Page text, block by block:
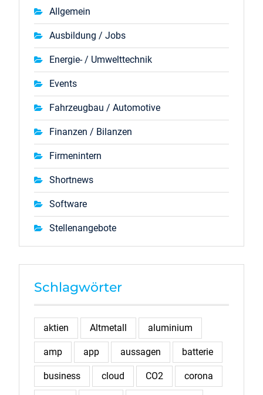
Allgemein
Ausbildung / Jobs
Energie- / Umwelttechnik
Events
Fahrzeugbau / Automotive
Finanzen / Bilanzen
Firmenintern
Shortnews
Software
Stellenangebote
Schlagwörter
aktien Altmetall aluminium
amp app aussagen batterie
business cloud CO2 corona